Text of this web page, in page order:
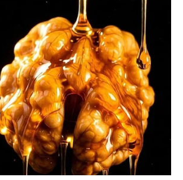
tema vašeg života.
ili razvoj odnosa koji donosi mnogo
emocije.